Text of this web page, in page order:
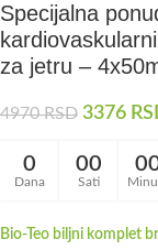
Specijalna
za jetru –
4970RSD 3376
0
Dana
00
Sati
Bio-Teo biljni komplet